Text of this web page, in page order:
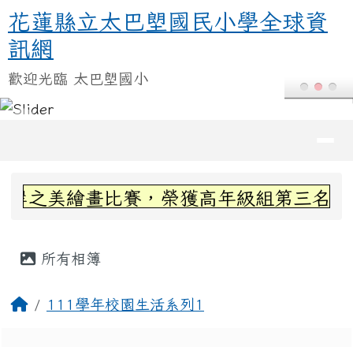
跳至主內容區
花蓮縣立太巴塱國民小學全球資訊
花蓮縣立太巴塱國民小學全球資
訊網
歡迎光臨 太巴塱國小
上中區域內容
繪畫比賽，榮獲高年級組第三名~感謝
所有相簿
回首頁111學年校園生活系列1